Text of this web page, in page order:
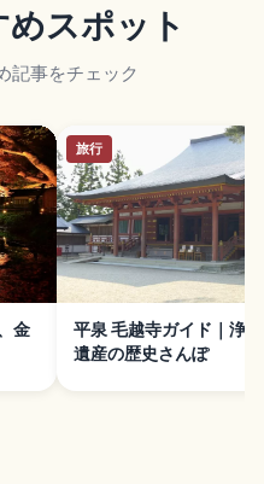
スポット
記事をチェック
金
旅行
平泉 毛越寺ガイド｜浄
遺産の歴史さんぽ